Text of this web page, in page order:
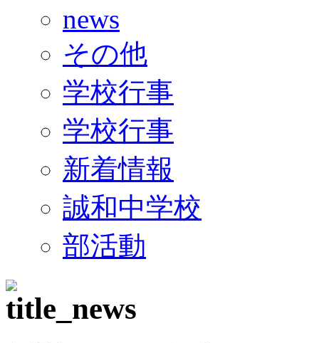
news
その他
学校行事
学校行事
新着情報
誠和中学校
部活動